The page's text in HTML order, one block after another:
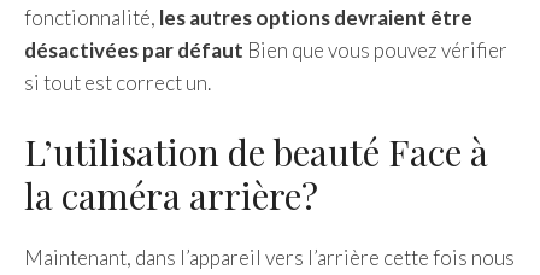
fonctionnalité, les autres options devraient être
désactivées par défaut Bien que vous pouvez vérifier
si tout est correct un.
L’utilisation de beauté Face à
la caméra arrière?
Maintenant, dans l’appareil vers l’arrière cette fois nous